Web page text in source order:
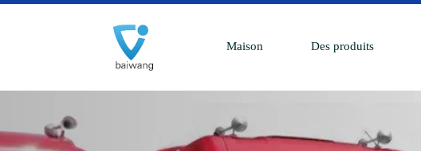
Maison Des produits